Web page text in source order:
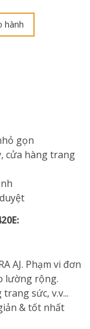
hành
gọn
cửa hàng trang
AJ. Phạm vi đơn
lường rộng.
sức, v.v...
& tốt nhất